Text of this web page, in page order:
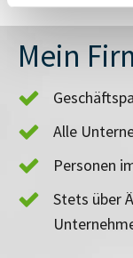
Mein
Alle
Personen
Stets über